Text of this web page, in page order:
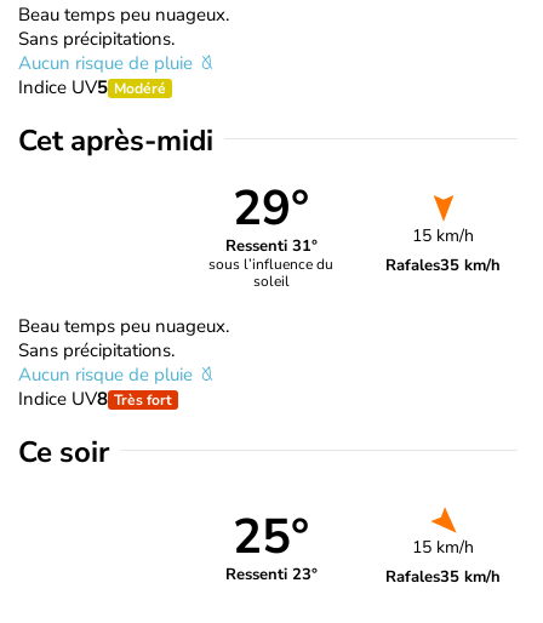
Beau temps peu nuageux.
Sans précipitations.
Aucun risque de pluie
Indice UV5 Modéré
Cet après-midi
29°
Ressenti 31°
sous l’influence du
soleil
15 km/h
Rafales35 km/h
Beau temps peu nuageux.
Sans précipitations.
Aucun risque de pluie
Indice UV8 Très fort
Ce soir
25°
Ressenti 23°
15 km/h
Rafales35 km/h